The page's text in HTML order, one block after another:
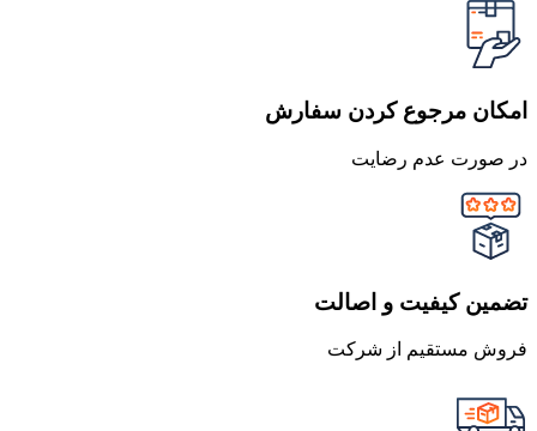
امکان مرجوع کردن سفارش
در صورت عدم رضایت
تضمین کیفیت و اصالت
فروش مستقیم از شرکت